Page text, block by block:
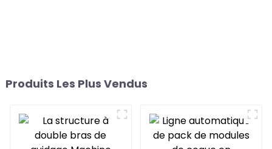
Produits Les Plus Vendus